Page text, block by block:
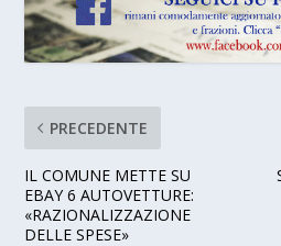
PRECEDENTE
IL COMUNE METTE SU
EBAY 6 AUTOVETTURE:
«RAZIONALIZZAZIONE
DELLE SPESE»